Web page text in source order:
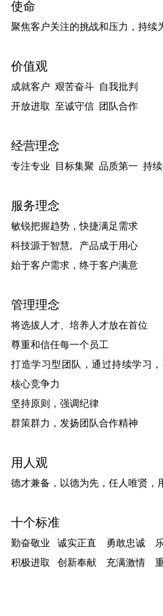
使命
聚焦客户关注的挑战和压力，持续
价值观
成就客户 艰苦奋斗 自我批判
开放进取 至诚守信 团队合作
经营理念
专注专业 目标集聚 品质第一 持
服务理念
敏锐把握趋势，快捷满足需求
科技源于智慧, 产品成于用心
始于客户需求，终于客户满意
管理理念
将选拔人才、培养人才放在首位
尊重和信任每一个员工
打造学习型团队，通过持续学习
核心竞争力
坚持原则，强调纪律
群策群力，发扬团队合作精神
用人观
德才兼备，以德为先，任人唯贤，
十个标准
勤奋敬业 诚实正直 勇敢忠诚
积极进取 创新奉献 充满激情